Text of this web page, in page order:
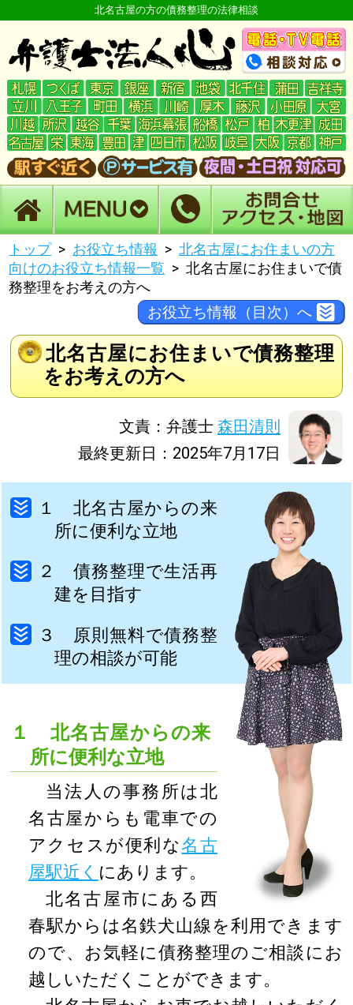
北名古屋の方の債務整理の法律相談
トップ お役立ち情報
北名古屋にお住まいの方
向けのお役立ち情報一覧
北名古屋にお住まいで債
務整理をお考えの方へ
お役立ち情報（目次）へ
北名古屋にお住まいで債務整理
をお考えの方へ
文責：弁護士 森田清則
最終更新日：2025年7月17日
１ 北名古屋からの来
所に便利な立地
２ 債務整理で生活再
建を目指す
３ 原則無料で債務整
理の相談が可能
１ 北名古屋からの来
所に便利な立地
当法人の事務所は北
名古屋からも電車での
アクセスが便利な名古
屋駅近く にあります。
北名古屋市にある西
春駅からは名鉄犬山線を利用できます
ので、お気軽に債務整理のご相談にお
越しいただくことができます。